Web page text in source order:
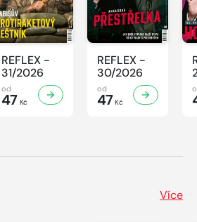
REFLEX -
31/2026
od
47 Kč
REFLEX -
30/2026
od
47Kč
Více